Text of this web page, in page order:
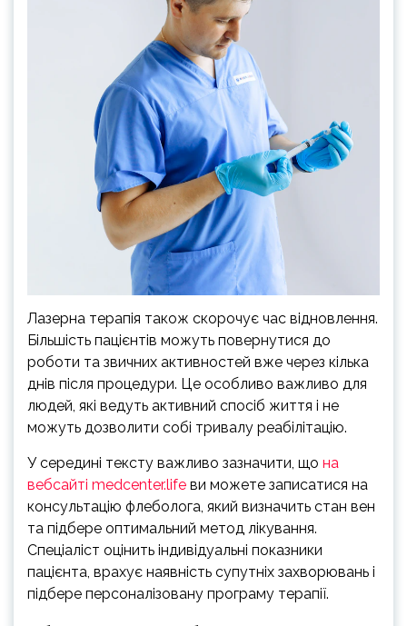
Лазерна терапія також скорочує час відновлення.
Більшість пацієнтів можуть повернутися до
роботи та звичних активностей вже через кілька
днів після процедури. Це особливо важливо для
людей, які ведуть активний спосіб життя і не
можуть дозволити собі тривалу реабілітацію.
У середині тексту важливо зазначити, що на
вебсайті medcenter.life ви можете записатися на
консультацію флеболога, який визначить стан вен
та підбере оптимальний метод лікування.
Спеціаліст оцінить індивідуальні показники
пацієнта, врахує наявність супутніх захворювань і
підбере персоналізовану програму терапії.